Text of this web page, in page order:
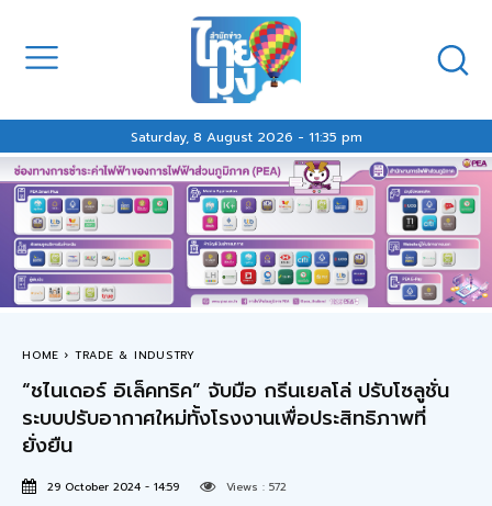
Saturday, 8 August 2026 - 11:35 pm
HOME TRADE & INDUSTRY
“ชไนเดอร์ อิเล็คทริค” จับมือ กรีนเยลโล่ ปรับโซลูชั่น
ระบบปรับอากาศใหม่ทั้งโรงงานเพื่อประสิทธิภาพที่
ยั่งยืน
29 October 2024 - 14:59 Views : 572